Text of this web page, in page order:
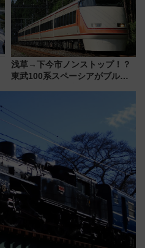
ツアー」開催
浅草→下今市ノンストップ！？
東武100系スペーシアがブルー
時刻や特急券の買い方を紹介